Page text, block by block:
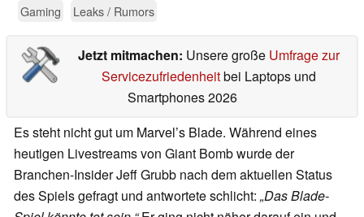
Gaming Leaks / Rumors
Jetzt mitmachen: Unsere große Umfrage zur
Servicezufriedenheitbei Laptops und
Smartphones 2026
Es steht nicht gut um Marvel’s Blade. Während eines
heutigen Livestreams von Giant Bomb wurde der
Branchen-Insider Jeff Grubb nach dem aktuellen Status
des Spiels gefragt und antwortete schlicht: „Das Blade-